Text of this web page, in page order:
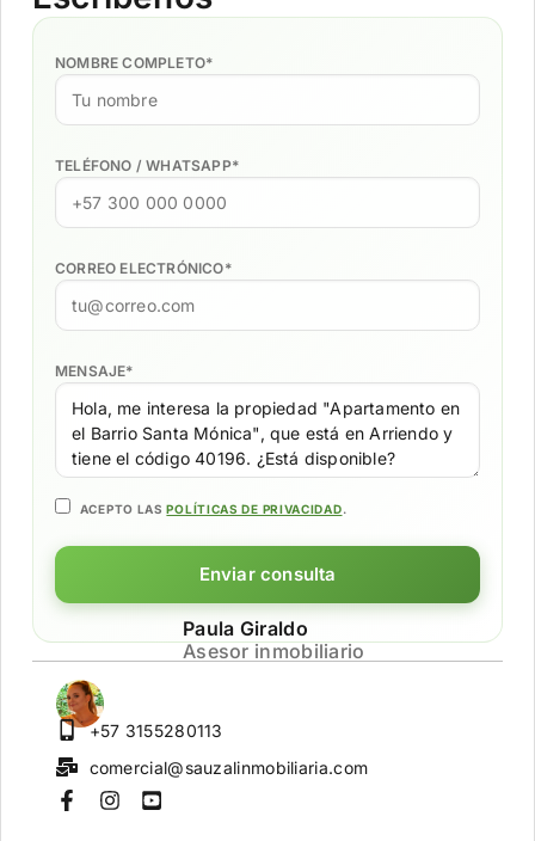
NOMBRE COMPLETO*
TELÉFONO / WHATSAPP*
CORREO ELECTRÓNICO*
MENSAJE*
ACEPTO LASPOLÍTICAS DE PRIVACIDAD.
Enviar consulta
Paula Giraldo
Asesor inmobiliario
+57 3155280113
comercial@sauzalinmobiliaria.com